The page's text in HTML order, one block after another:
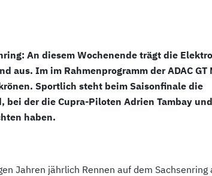
An diesem Wochenende trägt die
aus. Im im Rahmenprogramm der ADAC GT
Sportlich steht beim Saisonfinale die
bei der die Cupra-Piloten Adrien Tambay
haben.
Jahren jährlich Rennen auf dem Sachsenring